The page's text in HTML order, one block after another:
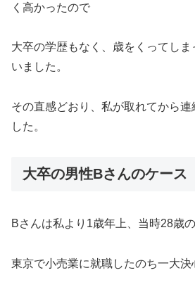
く高かったので
大卒の学歴もなく、歳をくってし
いました。
その直感どおり、私が取れてから
した。
大卒の男性Bさんのケース
Bさんは私より1歳年上、当時28歳
東京で小売業に就職したのち一大決